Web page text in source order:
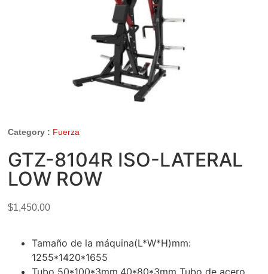
Category : Fuerza
GTZ-8104R ISO-LATERAL
LOW ROW
$1,450.00
Tamaño de la máquina(L*W*H)mm:
1255*1420*1655
Tubo 50*100*3mm,40*80*3mm Tubo de acero